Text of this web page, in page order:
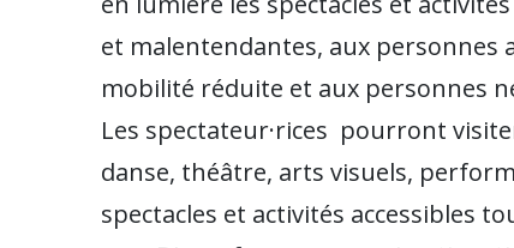
et malentendantes, aux personnes
mobilité réduite et aux personnes
Les spectateur·rices pourront
danse, théâtre, arts visuels,
spectacles et activités accessibles